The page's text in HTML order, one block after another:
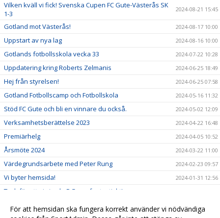
Vilken kväll vi fick! Svenska Cupen FC Gute-Västerås SK
1-3
2024-08-21 15:45
Gotland mot Västerås! 2024-08-17 10:00
Uppstart av nya lag 2024-08-16 10:00
Gotlands fotbollsskola vecka 33 2024-07-22 10:28
Uppdatering kring Roberts Zelmanis 2024-06-25 18:49
Hej från styrelsen! 2024-06-25 07:58
Gotland Fotbollscamp och Fotbollskola 2024-05-16 11:32
Stöd FC Gute och bli en vinnare du också. 2024-05-02 12:09
Verksamhetsberättelse 2023 2024-04-22 16:48
Premiärhelg 2024-04-05 10:52
Årsmöte 2024 2024-03-22 11:00
Värdegrundsarbete med Peter Rung 2024-02-23 09:57
Vi byter hemsida! 2024-01-31 12:56
Tack för att ni gjorde DG cup fantastiskt!
Lottning DG-cup 2024 2023-12-25 14:19
För att hemsidan ska fungera korrekt använder vi nödvändiga